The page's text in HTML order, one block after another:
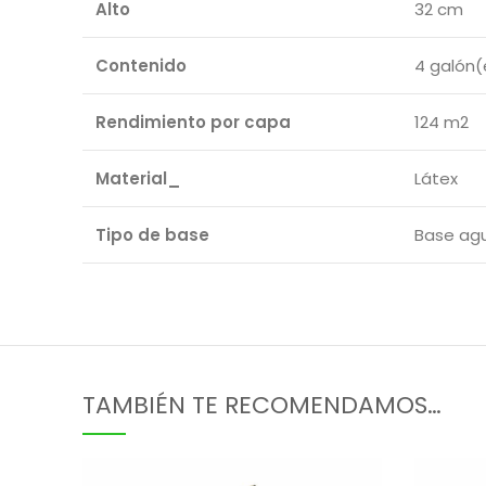
Alto 32 cm
Contenido 4
Rendimiento por capa 124 m2
Material_ Látex
Tipo de base Base
TAMBIÉN TE RECOMENDAMOS…